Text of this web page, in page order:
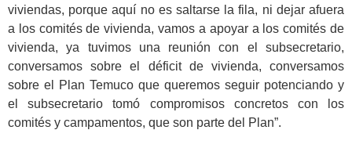
viviendas, porque aquí no es saltarse la fila, ni dejar afuera
a los comités de vivienda, vamos a apoyar a los comités de
vivienda, ya tuvimos una reunión con el subsecretario,
conversamos sobre el déficit de vivienda, conversamos
sobre el Plan Temuco que queremos seguir potenciando y
el subsecretario tomó compromisos concretos con los
comités y campamentos, que son parte del Plan”.